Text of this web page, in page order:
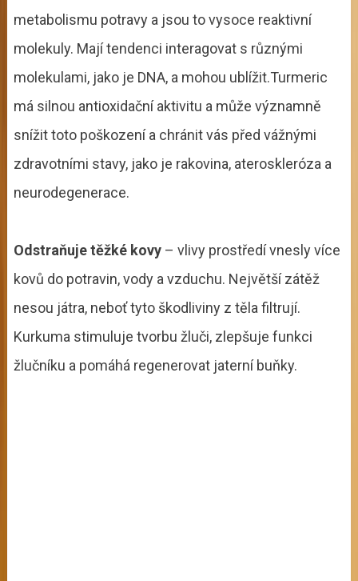
metabolismu potravy a jsou to vysoce reaktivní
molekuly. Mají tendenci interagovat s různými
molekulami, jako je DNA, a mohou ublížit.Turmeric
má silnou antioxidační aktivitu a může významně
snížit toto poškození a chránit vás před vážnými
zdravotními stavy, jako je rakovina, ateroskleróza a
neurodegenerace.
Odstraňuje těžké kovy– vlivy prostředí vnesly více
kovů do potravin, vody a vzduchu. Největší zátěž
nesou játra, neboť tyto škodliviny z těla filtrují.
Kurkuma stimuluje tvorbu žluči, zlepšuje funkci
žlučníku a pomáhá regenerovat jaterní buňky.